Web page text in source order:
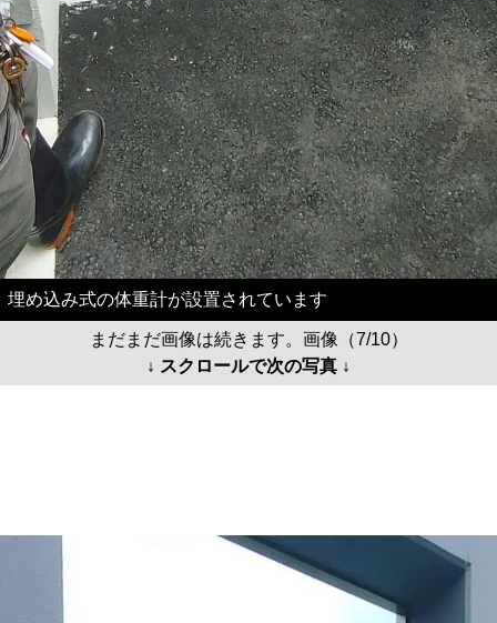
埋め込み式の体重計が設置されています
まだまだ画像は続きます。画像（7/10）
↓ スクロールで次の写真 ↓